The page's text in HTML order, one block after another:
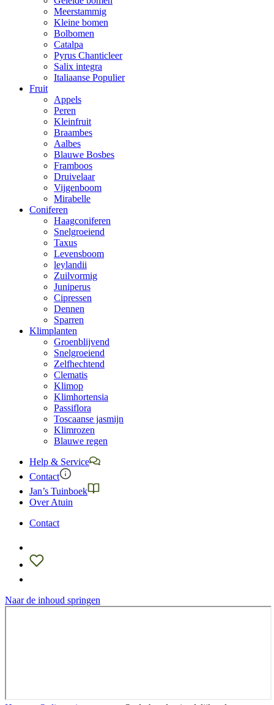
Meerstammig
Kleine bomen
Bolbomen
Catalpa
Pyrus Chanticleer
Salix integra
Italiaanse Populier
Fruit
Appels
Peren
Kleinfruit
Braambes
Aalbes
Blauwe Bosbes
Framboos
Druivelaar
Vijgenboom
Mirabelle
Coniferen
Haagconiferen
Snelgroeiend
Taxus
Levensboom
leylandii
Zuilvormig
Juniperus
Cipressen
Dennen
Sparren
Klimplanten
Groenblijvend
Snelgroeiend
Zelfhechtend
Clematis
Klimop
Klimhortensia
Passiflora
Toscaanse jasmijn
Klimrozen
Blauwe regen
Help & Service
Contact
Jan’s Tuinboek
Over Atuin
Contact
Naar de inhoud springen